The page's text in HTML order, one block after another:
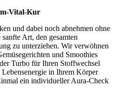
Vital-Kur
und dabei noch abnehmen ohne
Art, den gesamten
zu unterziehen. Wir verwöhnen
und Smoothies
Turbo für Ihren Stoffwechsel
in Ihrem Körper
ein individueller Aura-Check